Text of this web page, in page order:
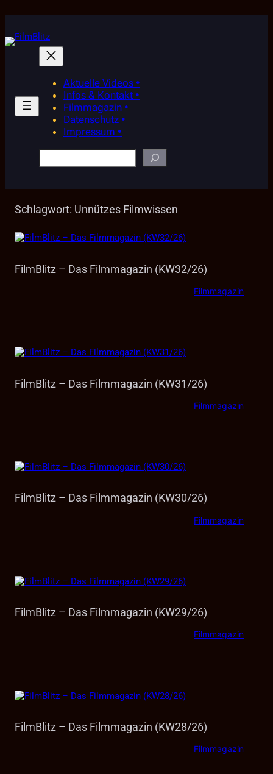
springen
Aktuelle Videos •
Infos & Kontakt •
Filmmagazin •
Datenschutz •
Impressum •
Suchen
Schlagwort: Unnützes Filmwissen
FilmBlitz – Das Filmmagazin (KW32/26)
Filmmagazin
FilmBlitz – Das Filmmagazin (KW31/26)
Filmmagazin
FilmBlitz – Das Filmmagazin (KW30/26)
Filmmagazin
FilmBlitz – Das Filmmagazin (KW29/26)
Filmmagazin
FilmBlitz – Das Filmmagazin (KW28/26)
Filmmagazin